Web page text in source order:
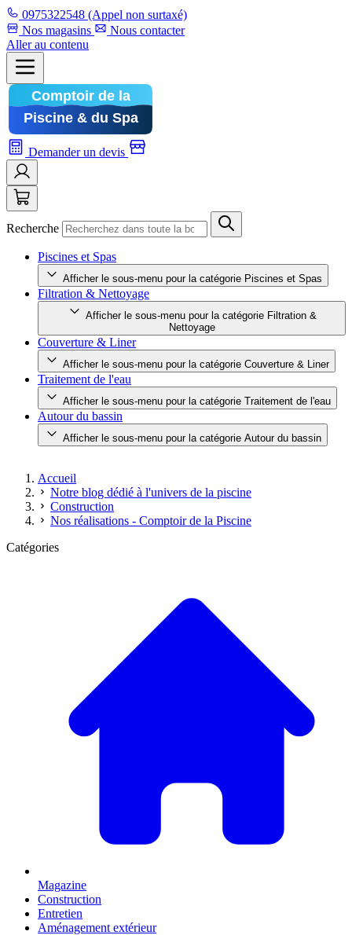
0975322548 (Appel non surtaxé)
Nos magasins
Nous contacter
Aller au contenu
Demander un devis
Recherche
Piscines et Spas
Afficher le sous-menu pour la catégorie Piscines et Spas
Filtration & Nettoyage
Afficher le sous-menu pour la catégorie Filtration &
Nettoyage
Couverture & Liner
Afficher le sous-menu pour la catégorie Couverture & Liner
Traitement de l'eau
Afficher le sous-menu pour la catégorie Traitement de l'eau
Autour du bassin
Afficher le sous-menu pour la catégorie Autour du bassin
Accueil
Notre blog dédié à l'univers de la piscine
Construction
Nos réalisations - Comptoir de la Piscine
Catégories
Magazine
Construction
Entretien
Aménagement extérieur